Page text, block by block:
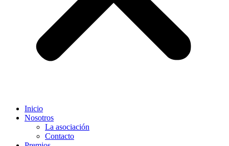
Inicio
Nosotros
La asociación
Contacto